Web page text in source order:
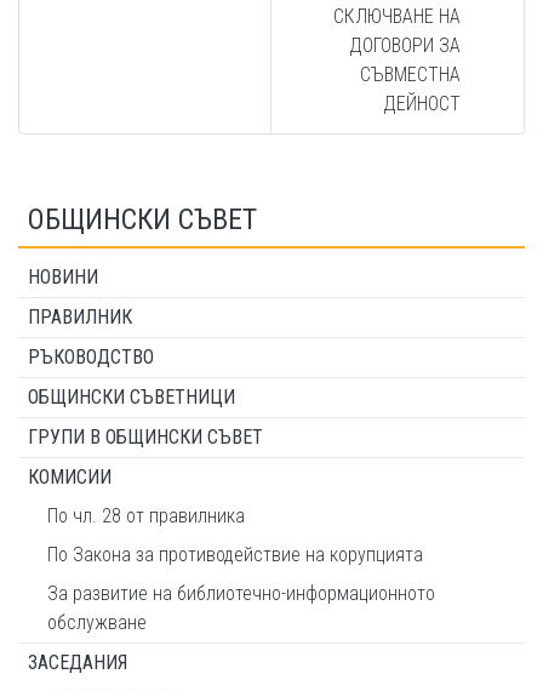
СКЛЮЧВАНЕ НА
ДОГОВОРИ ЗА
СЪВМЕСТНА
ДЕЙНОСТ
ОБЩИНСКИ СЪВЕТ
НОВИНИ
ПРАВИЛНИК
РЪКОВОДСТВО
ОБЩИНСКИ СЪВЕТНИЦИ
ГРУПИ В ОБЩИНСКИ СЪВЕТ
КОМИСИИ
По чл. 28 от правилника
По Закона за противодействие на корупцията
За развитие на библиотечно-информационното
обслужване
ЗАСЕДАНИЯ